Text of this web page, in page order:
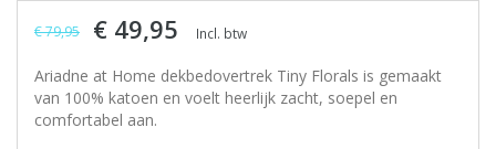
€ 79,95 € 49,95 Incl. btw
Ariadne at Home dekbedovertrek Tiny Florals is gemaakt
van 100% katoen en voelt heerlijk zacht, soepel en
comfortabel aan.